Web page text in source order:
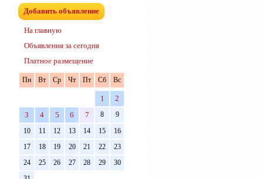
Добавить объявление
На главную
Объявления за сегодня
Платное размещение
Пн Вт Ср Чт Пт Сб Вс
1
2
3
4 5 6 7 8
9
10
11 12 13 14 15
16
17
18 19 20 21 22
23
24
25 26 27 28 29
30